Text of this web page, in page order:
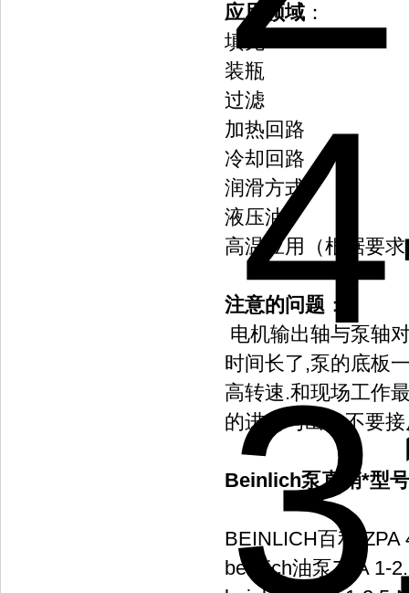
应用领域 ：
填充
装瓶
过滤
加热回路
冷却回路
润滑方式
液压油
高温应用（根据要
注意的问题 ：
电机输出轴与泵轴
时间长了,泵的底板
高转速.和现场工作
的进口与出口不要
Beinlich泵直销*型号
BEINLICH百利 ZPA
beinlich油泵ZPA 1-